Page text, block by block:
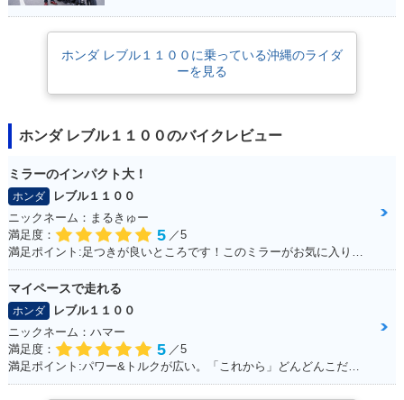
ホンダ レブル１１００に乗っている沖縄のライダ
ーを見る
ホンダ レブル１１００のバイクレビュー
ミラーのインパクト大！
ホンダ
レブル１１００
ニックネーム：まるきゅー
満足度：
5 ／5
満足ポイント:足つきが良いところです！このミラーがお気に入りです。
マイペースで走れる
ホンダ
レブル１１００
ニックネーム：ハマー
満足度：
5 ／5
満足ポイント:パワー&トルクが広い。「これから」どんどんこだわっていくのが楽しみ！